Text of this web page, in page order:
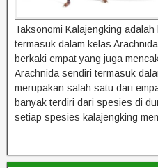
Taksonomi Kalajengking
termasuk dalam kelas
berkaki empat yang juga
Arachnida sendiri termasuk
merupakan salah satu dari
banyak terdiri dari spesies di
setiap spesies kalajengking